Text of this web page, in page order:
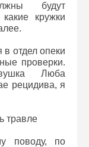
будут
кружки
отдел опеки
проверки.
Люба
рецидива, я
травле
поводу, по